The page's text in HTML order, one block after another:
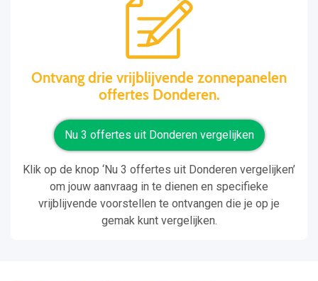
Ontvang drie vrijblijvende zonnepanelen
offertes Donderen.
Nu 3 offertes uit Donderen vergelijken
Klik op de knop ‘Nu 3 offertes uit Donderen vergelijken’
om jouw aanvraag in te dienen en specifieke
vrijblijvende voorstellen te ontvangen die je op je
gemak kunt vergelijken.